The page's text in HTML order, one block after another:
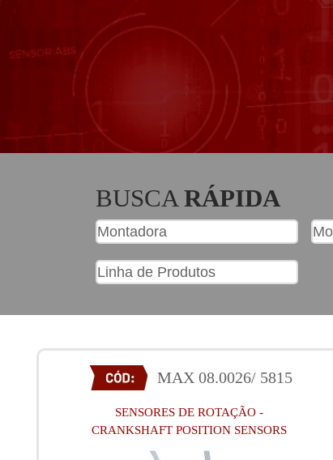
BUSCARÁPIDA
MAX 08.0026/ 5815
SENSORES DE ROTAÇÃO -
CRANKSHAFT POSITION SENSORS